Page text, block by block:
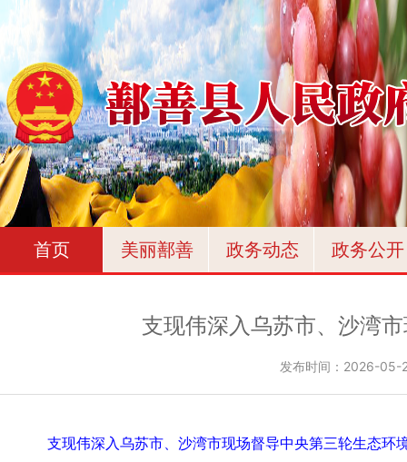
首页 美丽鄯善 政务动态 政务公开
支现伟深入乌苏市、沙湾
发布时间： 2026-05-
支现伟深入乌苏市、沙湾市现场督导中央第三轮生态环